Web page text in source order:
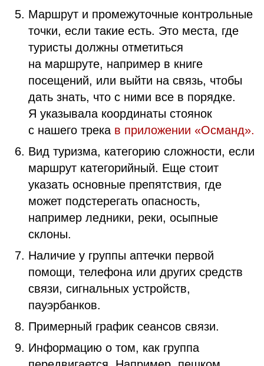
Маршрут и промежуточные контрольные
точки, если такие есть. Это места, где
туристы должны отметиться
на маршруте, например в книге
посещений, или выйти на связь, чтобы
дать знать, что с ними все в порядке.
Я указывала координаты стоянок
с нашего трека в приложении «Османд».
Вид туризма, категорию сложности, если
маршрут категорийный. Еще стоит
указать основные препятствия, где
может подстерегать опасность,
например ледники, реки, осыпные
склоны.
Наличие у группы аптечки первой
помощи, телефона или других средств
связи, сигнальных устройств,
пауэрбанков.
Примерный график сеансов связи.
Информацию о том, как группа